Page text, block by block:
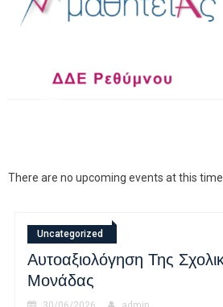
There are no upcoming events at this time
Ανακοινώσεις
Σε Εξέλιξη Η Διάθεση
Μαθητείας Για Το
Έτος – Τάξη Μαθητείας